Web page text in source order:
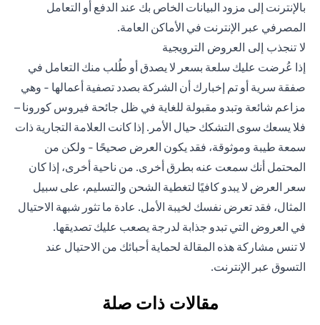
بالإنترنت إلى مزود البيانات الخاص بك عند الدفع أو التعامل
المصرفي عبر الإنترنت في الأماكن العامة.
لا تنجذب إلى العروض الترويجية
إذا عُرضت عليك سلعة بسعر لا يصدق أو طُلب منك التعامل في
صفقة سرية أو تم إخبارك أن الشركة بصدد تصفية أعمالها - وهي
مزاعم شائعة وتبدو مقبولة للغاية في ظل جائحة فيروس كورونا –
فلا يسعك سوى التشكك حيال الأمر. إذا كانت العلامة التجارية ذات
سمعة طيبة وموثوقة، فقد يكون العرض صحيحًا - ولكن من
المحتمل أنك سمعت عنه بطرق أخرى. من ناحية أخرى، إذا كان
سعر العرض لا يبدو كافيًا لتغطية الشحن والتسليم، على سبيل
المثال، فقد تعرض نفسك لخيبة الأمل. عادة ما تثور شبهة الاحتيال
في العروض التي تبدو جذابة لدرجة يصعب عليك تصديقها.
لا تنس مشاركة هذه المقالة لحماية أحبائك من الاحتيال عند
التسوق عبر الإنترنت.
مقالات ذات صلة